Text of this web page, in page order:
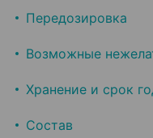
Передозировка
Возможные
Хранение и срок
Состав